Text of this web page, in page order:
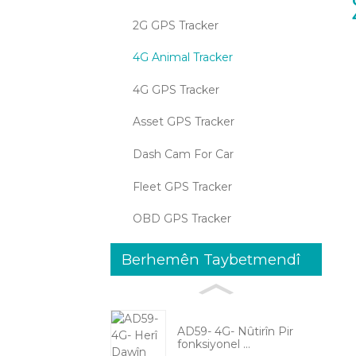
2G GPS Tracker
4G Animal Tracker
4G GPS Tracker
Asset GPS Tracker
Dash Cam For Car
Fleet GPS Tracker
OBD GPS Tracker
Berhemên Taybetmendî
AD59- 4G- Nûtirîn Pir
fonksiyonel ...